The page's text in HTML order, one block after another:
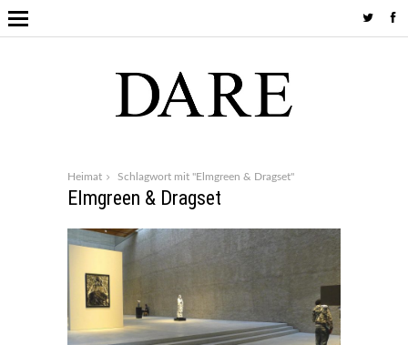
Heimat Schlagwort mit "Elmgreen & Dragset"
Elmgreen & Dragset